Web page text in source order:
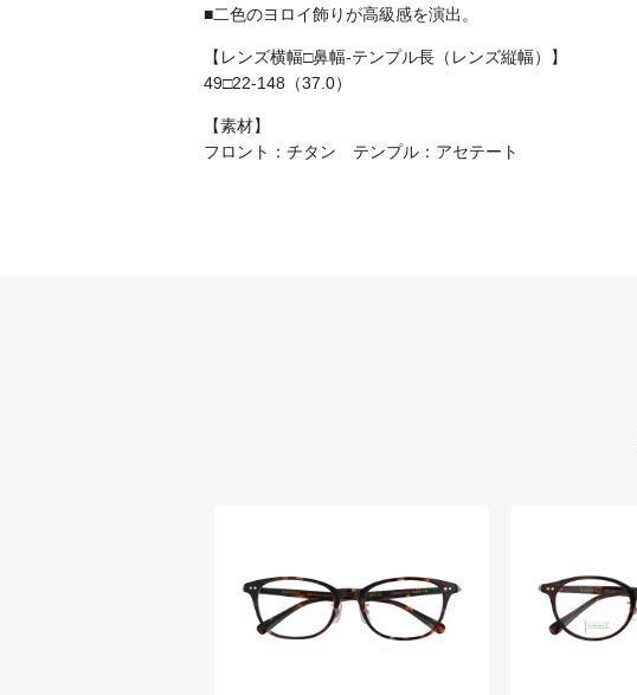
■二色のヨロイ飾りが高級感を演出。
【レンズ横幅□鼻幅-テンプル長（レンズ縦幅）】
49□22-148（37.0）
【素材】
フロント：チタン テンプル：アセテート